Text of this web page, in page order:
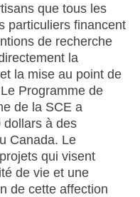
que tous les
particuliers financent
de recherche
la
la mise au point de
Programme de
de la SCE a
dollars à des
Canada. Le
qui visent
de vie et une
de cette affection